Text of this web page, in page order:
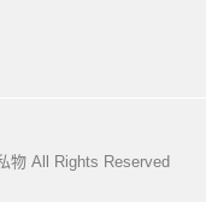
物 All Rights Reserved